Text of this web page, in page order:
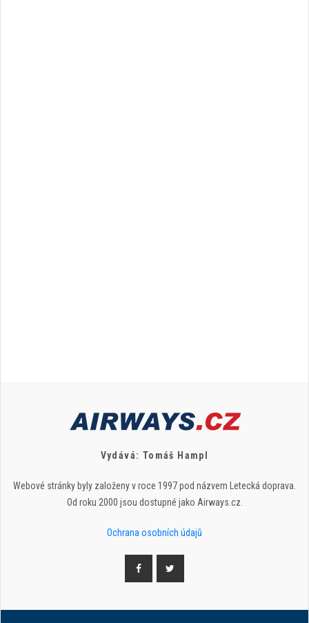
Vydává: Tomáš Hampl
Webové stránky byly založeny v roce 1997 pod názvem Letecká doprava.
Od roku 2000 jsou dostupné jako Airways.cz.
Ochrana osobních údajů